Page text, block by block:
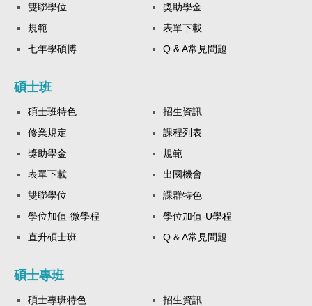
雙聯學位
獎助學金
規範
表單下載
七年學碩博
Q & A常見問題
碩士班
碩士班特色
招生資訊
修業規定
課程列表
獎助學金
規範
表單下載
出國機會
雙聯學位
課群特色
學位加值-微學程
學位加值-U學程
直升碩士班
Q & A常見問題
碩士專班
碩士專班特色
招生資訊